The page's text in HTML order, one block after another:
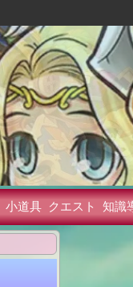
小道具 クエスト 知識